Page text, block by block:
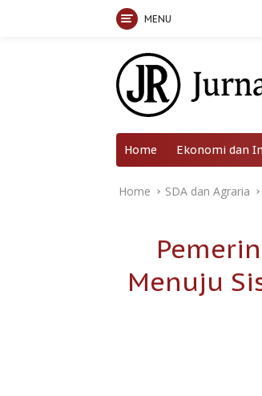
MENU
Home Ekonomi dan
Home SDA dan Agraria
Menuju